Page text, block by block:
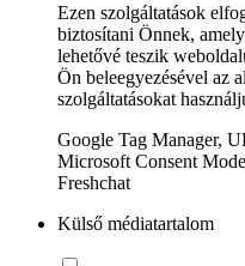
Ezen szolgáltatások
biztosítani Önnek,
lehetővé teszik
Ön beleegyezésével az
szolgáltatásokat
Google Tag Manager,
Microsoft Consent
Freshchat
Külső médiatartalom